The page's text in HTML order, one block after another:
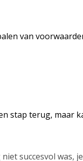
van
stap terug, maar
succesvol